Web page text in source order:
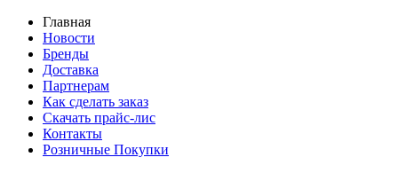
Главная
Новости
Бренды
Доставка
Партнерам
Как сделать заказ
Скачать прайс-лис
Контакты
Розничные Покупки